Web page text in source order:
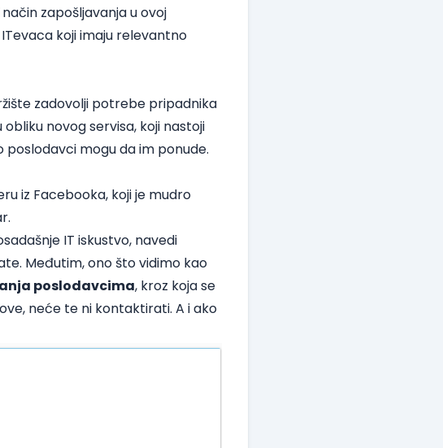
način zapošljavanja u ovoj
koji imaju relevantno
zadovolji potrebe pripadnika
novog servisa, koji nastoji
mogu da im ponude.
iz Facebooka, koji je mudro
IT iskustvo, navedi
Međutim, ono što vidimo kao
poslodavcima, kroz koja se
neće te ni kontaktirati. A i ako